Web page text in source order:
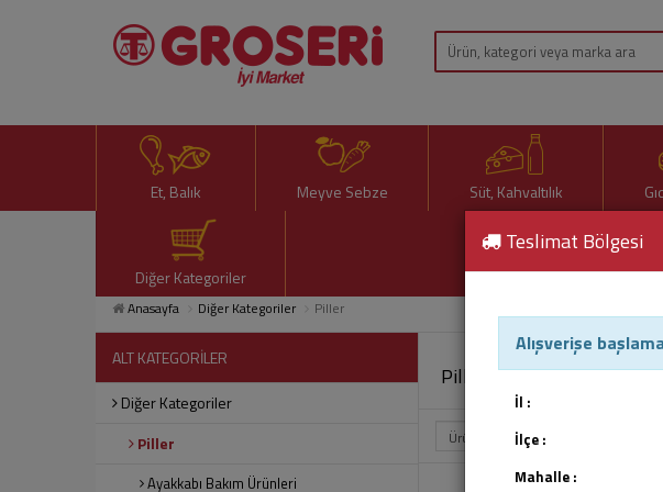
Et, Balık Meyve Sebze Süt, Kahvaltılık
Diğer Kategoriler
Anasayfa Diğer Kategoriler Piller
ALT KATEGORİLER
Diğer Kategoriler
Piller
Ayakkabı Bakım Ürünleri
Piller
Teslimat Bölgesi
Alışverişe
İl :
İlçe :
Mahalle :